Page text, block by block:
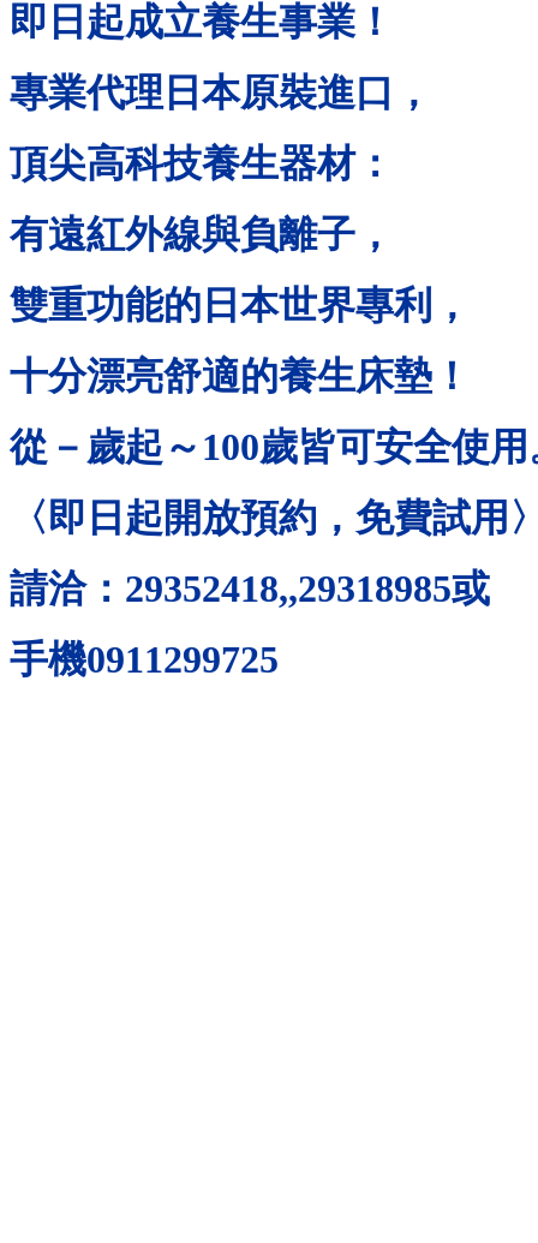
即日起成立養生事業！
專業代理日本原裝進口，
頂尖高科技養生器材：
有遠紅外線與負離子，
雙重功能的日本世界專利，
十分漂亮舒適的養生床墊！
從－歲起～ 100歲皆可安全使用
〈即日起開放預約，免費試用
請洽： 29352418,,29318985或
手機0911299725